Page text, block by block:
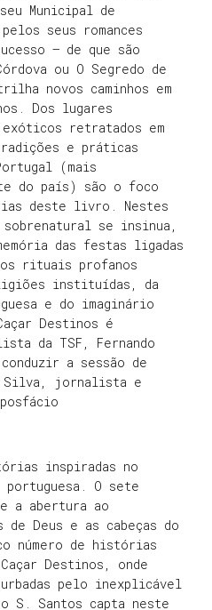
Municipal de
seus romances
– de que são
ou O Segredo de
novos caminhos em
Dos lugares
retratados em
e práticas
(mais
do país) são o foco
deste livro. Nestes
se insinua,
das festas ligadas
rituais profanos
instituídas, da
e do imaginário
Destinos é
da TSF, Fernando
a sessão de
Silva, jornalista e
inspiradas no
O sete
a abertura ao
de Deus e as cabeças do
número de histórias
Destinos, onde
pelo inexplicável
S. Santos capta neste